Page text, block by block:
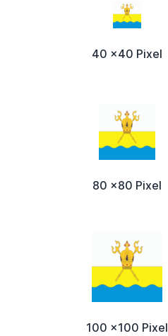
40 x40 Pixel
80 x80 Pixel
100 x100 Pixel